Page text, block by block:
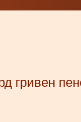
гривен